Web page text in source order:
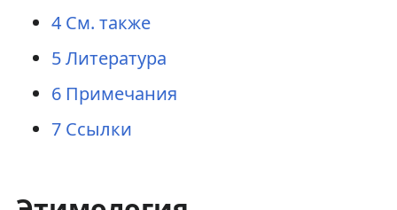
4 См. также
5Литература
6 Примечания
7 Ссылки